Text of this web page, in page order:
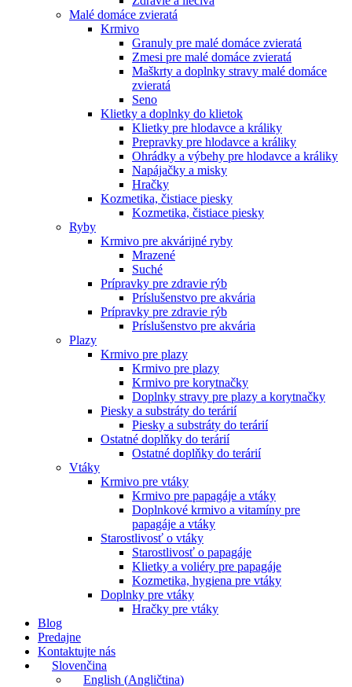
Malé domáce zvieratá
Krmivo
Granuly pre malé domáce zvieratá
Zmesi pre malé domáce zvieratá
Maškrty a doplnky stravy malé domáce
zvieratá
Seno
Klietky a doplnky do klietok
Klietky pre hlodavce a králiky
Prepravky pre hlodavce a králiky
Ohrádky a výbehy pre hlodavce a králiky
Napájačky a misky
Hračky
Kozmetika, čistiace piesky
Kozmetika, čistiace piesky
Ryby
Krmivo pre akvárijné ryby
Mrazené
Suché
Prípravky pre zdravie rýb
Príslušenstvo pre akvária
Prípravky pre zdravie rýb
Príslušenstvo pre akvária
Plazy
Krmivo pre plazy
Krmivo pre plazy
Krmivo pre korytnačky
Doplnky stravy pre plazy a korytnačky
Piesky a substráty do terárií
Piesky a substráty do terárií
Ostatné doplňky do terárií
Ostatné doplňky do terárií
Vtáky
Krmivo pre vtáky
Krmivo pre papagáje a vtáky
Doplnkové krmivo a vitamíny pre
papagáje a vtáky
Starostlivosť o vtáky
Starostlivosť o papagáje
Klietky a voliéry pre papagáje
Kozmetika, hygiena pre vtáky
Doplnky pre vtáky
Hračky pre vtáky
Blog
Predajne
Kontaktujte nás
Slovenčina
English (Angličtina)